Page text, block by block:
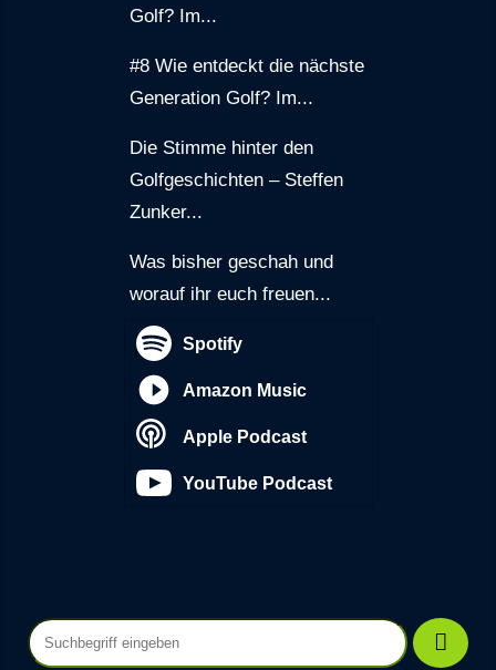
Golf? Im...
#8 Wie entdeckt die nächste
Generation Golf? Im...
Die Stimme hinter den
Golfgeschichten – Steffen
Zunker...
Was bisher geschah und
worauf ihr euch freuen...
Spotify
Amazon Music
Apple Podcast
YouTube Podcast